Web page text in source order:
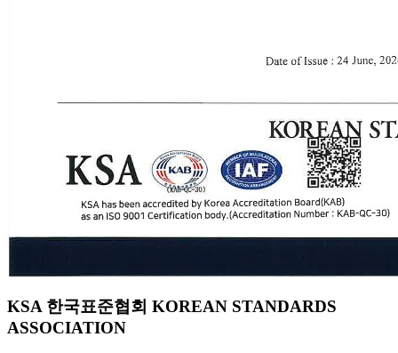
KSA 한국표준협회 KOREAN STANDARDS
ASSOCIATION